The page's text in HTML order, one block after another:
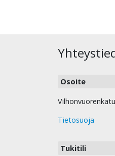
Osoite
Tietosuoja
Tukitili